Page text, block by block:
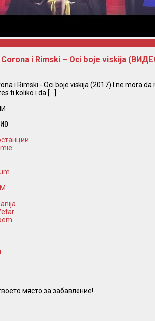
i Rimski – Oci boje viskija
i Rimski - Oci boje viskija (2017) I ne mora
ti koliko i da [...]
място за забавление!